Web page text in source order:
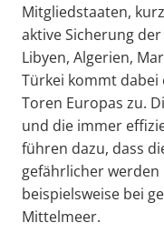
Mitgliedstaaten,
aktive Sicherung
Libyen, Algerien,
Türkei kommt
Toren Europas zu.
und die immer
führen dazu, dass
gefährlicher
beispielsweise bei
Mittelmeer.